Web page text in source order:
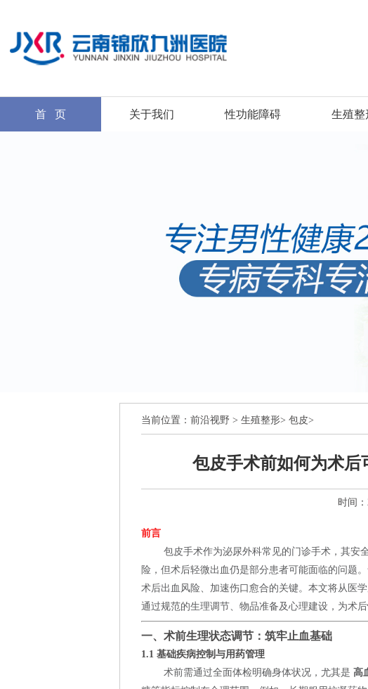
首 页 关于我们 性功能障碍 生殖整
当前位置： 前沿视野 > 生殖整形> 包皮>
包皮手术前如何为术后
时间
前言
包皮手术作为泌尿外科常见的门诊手术，其安
险，但术后轻微出血仍是部分患者可能面临的问题。
术后出血风险、加速伤口愈合的关键。本文将从医
通过规范的生理调节、物品准备及心理建设，为术后
一、术前生理状态调节：筑牢止血基础
1.1 基础疾病控制与用药管理
术前需通过全面体检明确身体状况，尤其是 高